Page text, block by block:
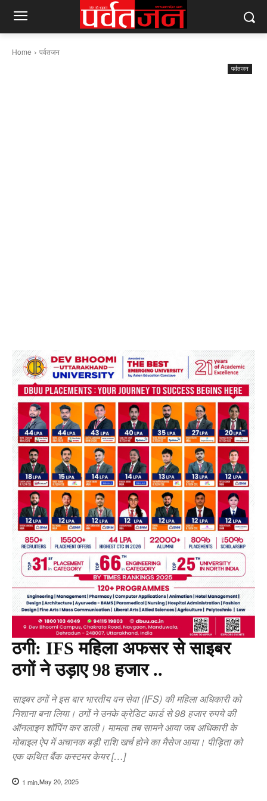
Home पर्वतजन
पर्वतजन
ठगी: IFS महिला अफसर से साइबर
ठगों ने उड़ाए 98 हजार ..
साइबर ठगों ने इस बार भारतीय वन सेवा (IFS) की महिला अधिकारी को
निशाना बना लिया। ठगों ने उनके क्रेडिट कार्ड से 98 हजार रुपये की
ऑनलाइन शॉपिंग कर डाली। मामला तब सामने आया जब अधिकारी के
मोबाइल ऐप में अचानक बड़ी राशि खर्च होने का मैसेज आया। पीड़िता को
एक कथित बैंक कस्टमर केयर […]
1 min.May 20, 2025